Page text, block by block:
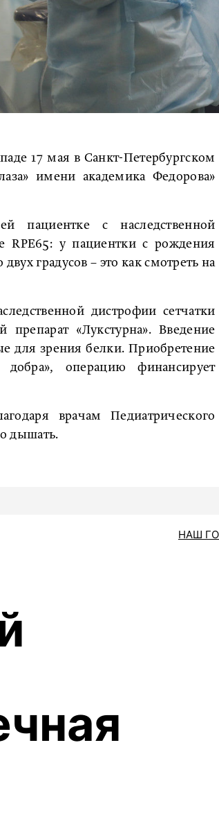
17 мая в Санкт-Петербургском
имени академика Федорова»
пациентке с наследственной
RPE65: у пациентки с рождения
градусов – это как смотреть на
дистрофии сетчатки
«Лукстурна». Введение
для зрения белки. Приобретение
операцию финансирует
врачам Педиатрического
дышать.
НАШ